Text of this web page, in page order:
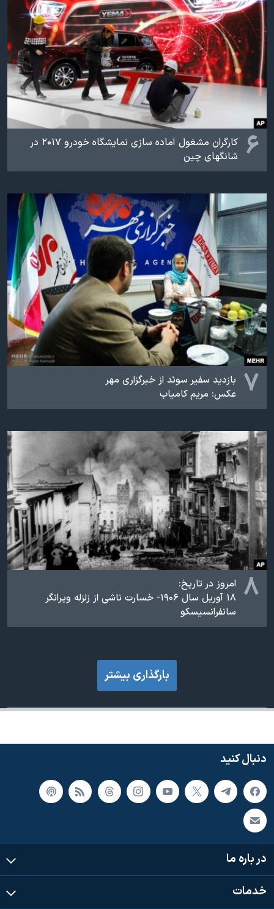
۶
کارگران مشغول آماده سازی نمایشگاه خودرو ۲۰۱۷ در
شانگهای چین
۷ بازدید سفیر سوئد از خبرگزاری مهر
عکس: مریم کامیاب
۸ امروز در تاریخ:
۱۸ آوریل سال ۱۹۰۶- خسارت ناشی از زلزله ویرانگر
سانفرانسیسکو
بارگذاری بیشتر
دنبال کنید
در باره ما
خدمات